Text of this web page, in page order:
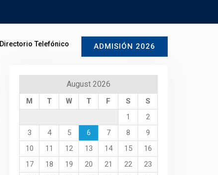
Directorio Telefónico ADMISIÓN 2026
August 2026
M T W T F S
S
1
2
3
4 5 6 7 8
9
10
11 12 13 14 15
16
17
18 19 20 21 22
23